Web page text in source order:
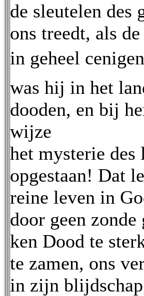
de sleutelen des
ons treedt, als
in geheel
was hij in het
dooden, en bij
wijze
het mysterie
opgestaan! Dat
reine leven in
door geen
ken Dood te
te zamen, ons
in zijn